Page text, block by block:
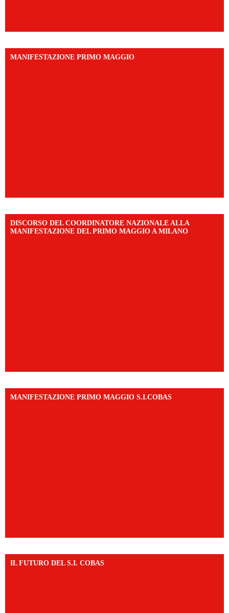
MANIFESTAZIONE PRIMO MAGGIO
DISCORSO DEL COORDINATORE NAZIONALE ALLA
MANIFESTAZIONE DEL PRIMO MAGGIO A MILANO
MANIFESTAZIONE PRIMO MAGGIO S.I.COBAS
IL FUTURO DEL S.I. COBAS